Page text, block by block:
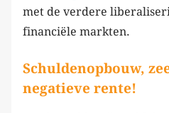
met de verdere
financiële markten.
Schuldenopbouw,
negatieve rente!